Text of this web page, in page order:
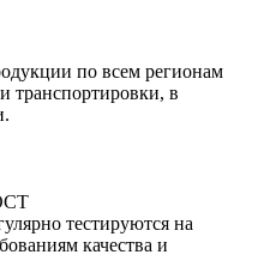
по всем регионам
транспортировки, в
тестируются на
качества и